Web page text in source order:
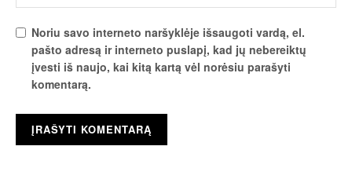
Noriu savo interneto naršyklėje išsaugoti vardą, el.
pašto adresą ir interneto puslapį, kad jų nebereiktų
įvesti iš naujo, kai kitą kartą vėl norėsiu parašyti
komentarą.